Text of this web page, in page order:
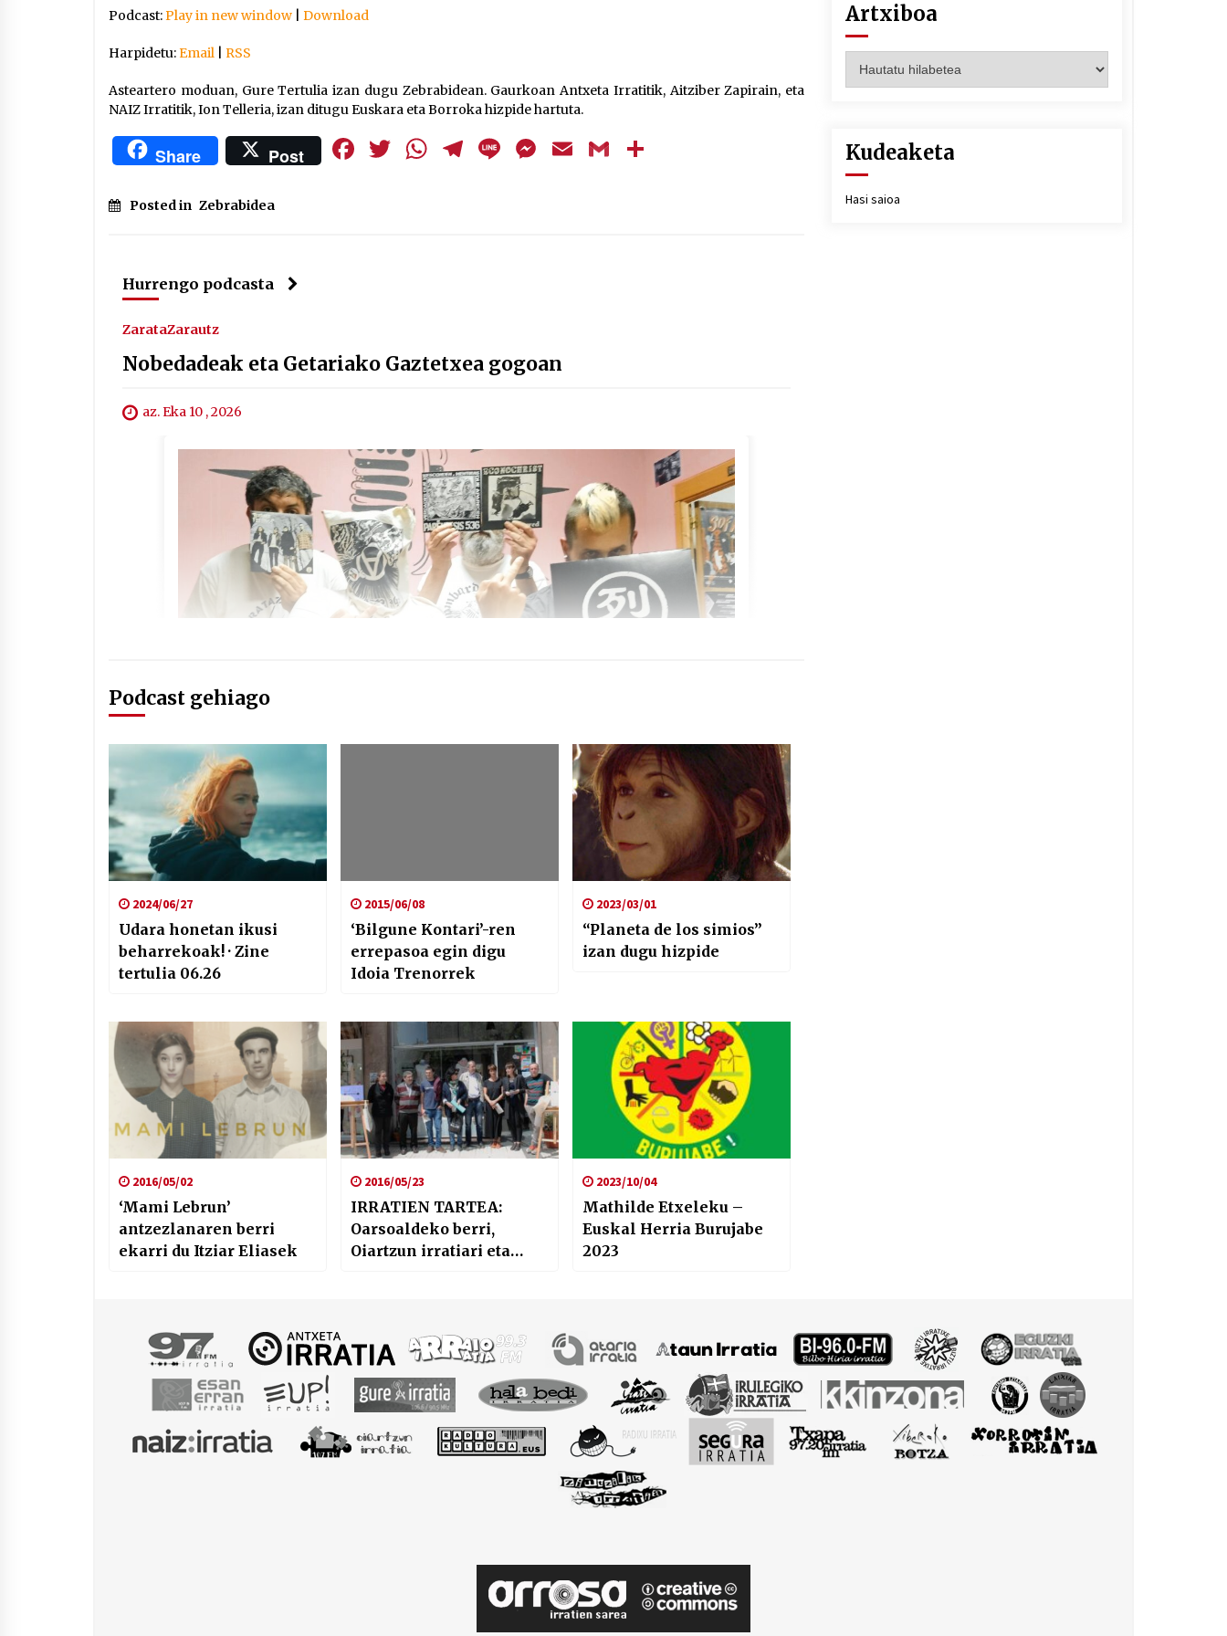
jaisteko.
Podcast: Play in new window Download
Harpidetu:Email RSS
Asteartero moduan, Gure Tertulia izan dugu Zebrabidean. Gaurkoan Antxeta Irratitik, Aitziber Zapirain, eta
NAIZ Irratitik, Ion Telleria, izan ditugu Euskara eta Borroka hizpide hartuta.
Share Post Facebook
Twitter
WhatsApp
Telegram
LineMessenger
EmailGmail
Posted in Zebrabidea
Hurrengo podcasta
ZarataZarautz
Nobedadeak eta Getariako Gaztetxea gogoan
az. Eka 10 , 2026
Podcast gehiago
2024/06/27
Udara honetan ikusi
beharrekoak! · Zine
tertulia 06.26
2015/06/08
‘Bilgune Kontari’-ren
errepasoa egin digu
Idoia Trenorrek
2023/03/01
“Planeta de los simios”
izan dugu hizpide
2016/05/02
‘Mami Lebrun’
antzezlanaren berri
ekarri du Itziar Eliasek
2016/05/23
IRRATIEN TARTEA:
Oarsoaldeko berri,
Oiartzun irratiari eta
2023/10/04
Mathilde Etxeleku –
Euskal Herria Burujabe
2023
Artxiboa
Kudeaketa
Hasi saioa